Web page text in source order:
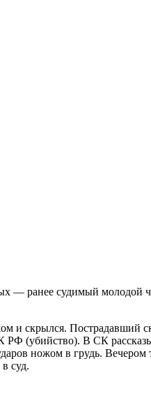
— ранее судимый молодой
и скрылся. Пострадавший
РФ (убийство). В СК
ножом в грудь.
суд.